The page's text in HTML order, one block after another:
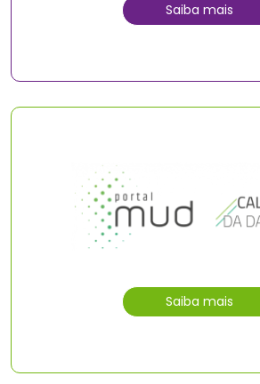
Saiba mais
Saiba mais